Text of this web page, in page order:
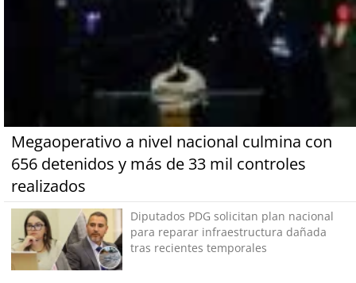
Megaoperativo a nivel nacional culmina con
656 detenidos y más de 33 mil controles
realizados
Diputados PDG solicitan plan nacional
para reparar infraestructura dañada
tras recientes temporales